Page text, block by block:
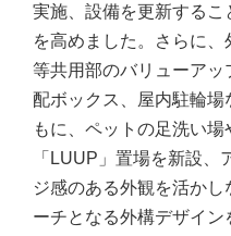
実施、設備を更新する
を高めました。さらに
等共用部のバリューア
配ボックス、屋内駐輪場
もに、ペットの足洗い
「LUUP」置場を新設
ジ感のある外観を活か
ーチとなる外構デザイ